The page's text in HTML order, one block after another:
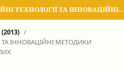
СУЧАСНІ ІНФОРМАЦІЙНІ ТЕХНОЛОГІЇ ТА ІННОВАЦІЙНІ МЕТОДИКИ НАВЧАННЯ В ПІДГОТОВЦІ ФАХІВЦІВ: МЕТОДОЛОГІЯ, ТЕОРІЯ, ДОСВІД, ПРОБЛЕМИ
/
ІННОВАЦІЙНІ МЕТОДИКИ